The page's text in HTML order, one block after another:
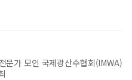
문가 모인 국제광산수협회(IMWA)